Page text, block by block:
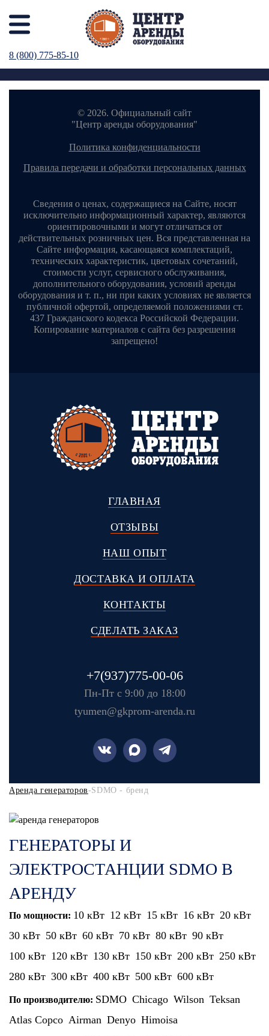
8 (800) 775-85-10
Аренда генераторов-SDMO - бренд
ГЕНЕРАТОРЫ И
ЭЛЕКТРОСТАНЦИИ SDMO В
АРЕНДУ
По мощности: 10 кВт 12 кВт 15 кВт 16 кВт 20 кВт
30 кВт 50 кВт 60 кВт 70 кВт 80 кВт 90 кВт
100 кВт 120 кВт 130 кВт 150 кВт 200 кВт 250 кВт
280 кВт 300 кВт 400 кВт 500 кВт 600 кВт
По производителю: SDMO Chicago Wilson Teksan
Atlas Copco Airman Denyo Himoisa
ГЛАВНАЯ
ОТЗЫВЫ
НАШ ОПЫТ
ДОСТАВКА И ОПЛАТА
КОНТАКТЫ
СДЕЛАТЬ ЗАКАЗ
+7(937)775-00-06
Пн-Пт с 9:00 до 18:00
tyumen@gkprom-arenda.ru
© 2026. Официальный сайт
"Центр аренды оборудования"
политика конфиденциальности
правила передачи и обработки персональных данных
Сведения о ценах, содержащиеся на Сайте, носят
исключительно информационный характер, являются
ориентировочными и могут отличаться от
действительных розничных цен. Вся представленная на
Сайте информация, касающаяся комплектаций,
технических характеристик, цветовых сочетаний,
стоимости услуг, сервисного обслуживания,
дополнительного оборудования, условий аренды
оборудования и т. п., ни при каких условиях не является
публичной офертой, определяемой положениями ст.
437 Гражданского кодекса Российской Федерации.
Копирование материалов с сайта без разрешения
запрещено!